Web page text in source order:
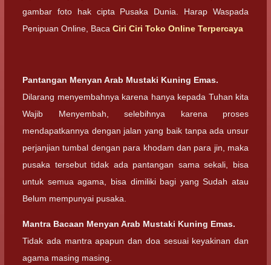
gambar foto hak cipta Pusaka Dunia. Harap Waspada
Penipuan Online, Baca Ciri Ciri Toko Online Terpercaya
Pantangan Menyan Arab Mustaki Kuning Emas.
Dilarang menyembahnya karena hanya kepada Tuhan kita
Wajib Menyembah, selebihnya karena proses
mendapatkannya dengan jalan yang baik tanpa ada unsur
perjanjian tumbal dengan para khodam dan para jin, maka
pusaka tersebut tidak ada pantangan sama sekali, bisa
untuk semua agama, bisa dimiliki bagi yang Sudah atau
Belum mempunyai pusaka.
Mantra Bacaan Menyan Arab Mustaki Kuning Emas.
Tidak ada mantra apapun dan doa sesuai keyakinan dan
agama masing masing.